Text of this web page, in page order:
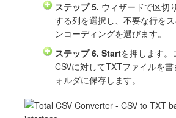
ステップ 5. ウィザードで区切
する列を選択し、不要な行を
ンコーディングを選びます。
ステップ 6. Startを押します。
CSVに対してTXTファイルを
ォルダに保存します。